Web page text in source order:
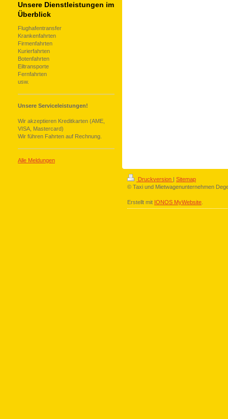
Unsere Dienstleistungen im
Überblick
Flughafentransfer
Krankenfahrten
Firmenfahrten
Kurierfahrten
Botenfahrten
Eiltransporte
Fernfahrten
usw.
Unsere Serviceleistungen!
Wir akzeptieren Kreditkarten (AME,
VISA, Mastercard)
Wir führen Fahrten auf Rechnung.
Alle Meldungen
Druckversion | Sitemap
© Taxi und Mietwagenunternehmen
Erstellt mit IONOS MyWebsite